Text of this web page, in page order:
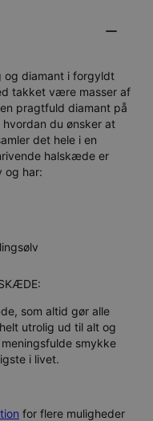
og diamant i forgyldt
takket være masser af
pragtfuld diamant på
du ønsker at
det hele i en
halskæde er
og har:
som altid gør alle
utrolig ud til alt og
smykke
i livet.
for flere muligheder